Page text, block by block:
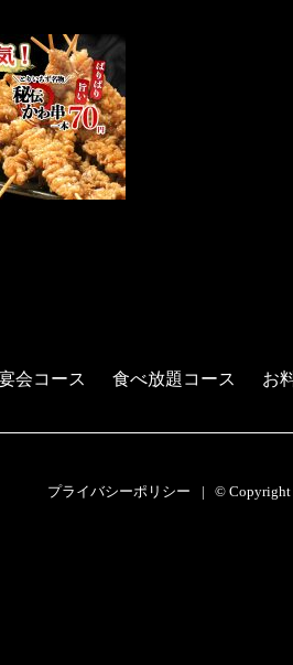
会コース 食べ放題コース お
プライバシーポリシー © Copyright